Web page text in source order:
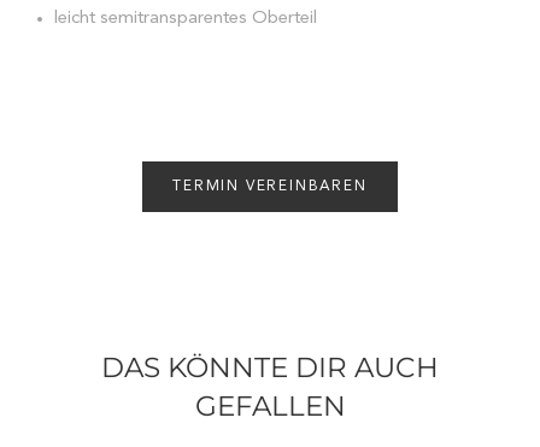
leicht semitransparentes Oberteil
TERMIN VEREINBAREN
DAS KÖNNTE DIR AUCH
GEFALLEN